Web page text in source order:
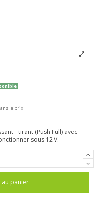
le prix
- tirant (Push Pull) avec
sous 12 V.
au panier